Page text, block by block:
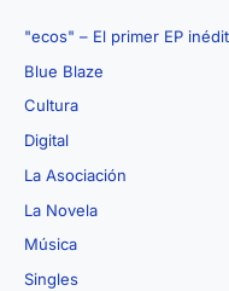
"ecos" – El primer EP
Blue Blaze
Cultura
Digital
La Asociación
La Novela
Música
Singles